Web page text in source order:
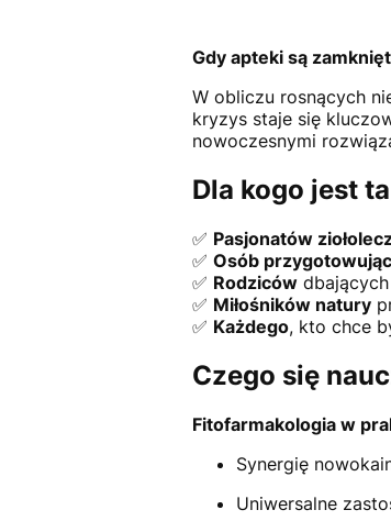
Gdy apteki są
W obliczu rosnących
kryzys staje się
nowoczesnymi
Dla kogo jest
✅ Pasjonatów
✅ Osób
✅ Rodzicówdbających
✅ Miłośników natury
✅ Każdego, kto chce
Czego się
Fitofarmakologia w
Synergię
Uniwersalne